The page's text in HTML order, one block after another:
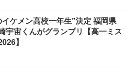
ケメン高校一年生”決定 福岡県
宇宙くんがグランプリ【高一ミス
】